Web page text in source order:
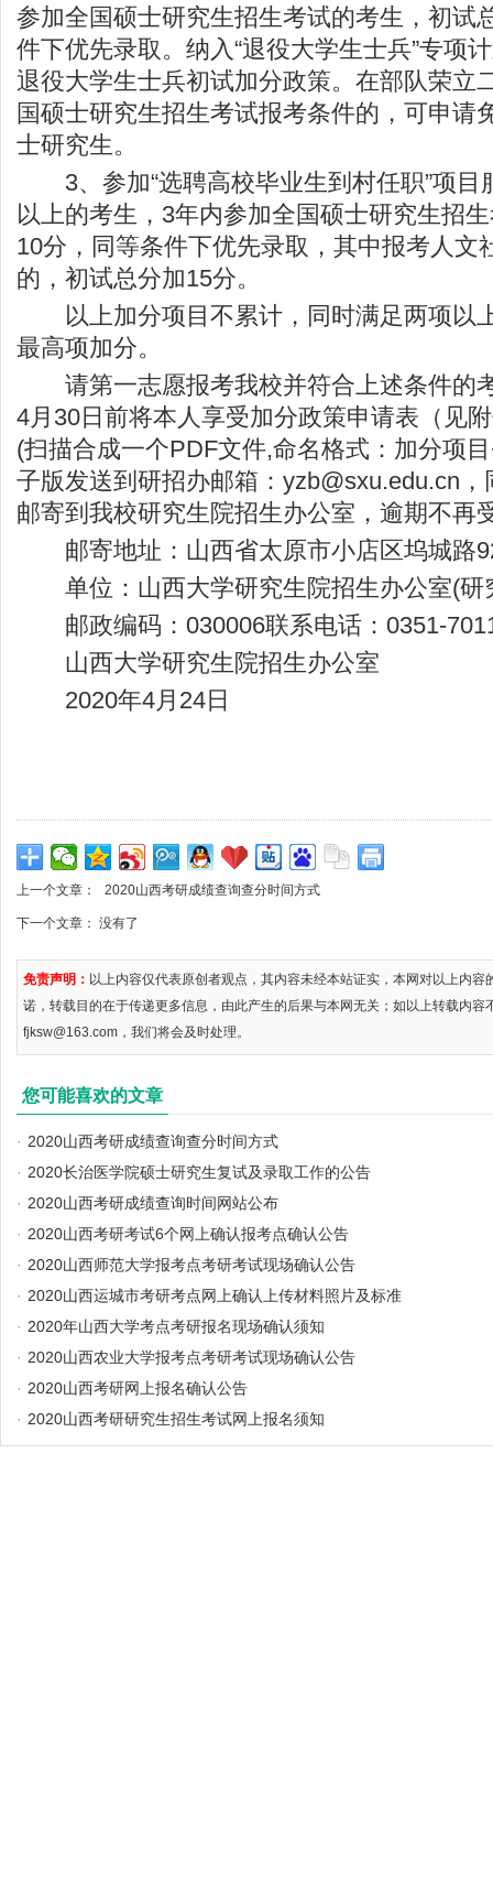
参加全国硕士研究生招生考试的考生，初试
件下优先录取。纳入“退役大学生士兵”专项
退役大学生士兵初试加分政策。在部队荣立
国硕士研究生招生考试报考条件的，可申请
士研究生。
3、参加“选聘高校毕业生到村任职”项目
以上的考生，3年内参加全国硕士研究生招
10分，同等条件下优先录取，其中报考人文
的，初试总分加15分。
以上加分项目不累计，同时满足两项以
最高项加分。
请第一志愿报考我校并符合上述条件的
4月30日前将本人享受加分政策申请表（见
(扫描合成一个PDF文件,命名格式：加分项
子版发送到研招办邮箱： yzb@sxu.edu.cn
邮寄到我校研究生院招生办公室，逾期不再
邮寄地址：山西省太原市小店区坞城路
单位：山西大学研究生院招生办公室(研
邮政编码：030006联系电话：0351-
山西大学研究生院招生办公室
2020年4月24日
上一个文章： 2020山西考研成绩查询查分时间方式
下一个文章： 没有了
免责声明： 以上内容仅代表原创者观点，其内容未经本站证实，本网对以上内
诺，转载目的在于传递更多信息，由此产生的后果与本网无关；如以上转载内容
fjksw@163.com，我们将会及时处理。
您可能喜欢的文章
· 2020山西考研成绩查询查分时间方式
· 2020长治医学院硕士研究生复试及录取工作的公告
· 2020山西考研成绩查询时间网站公布
· 2020山西考研考试6个网上确认报考点确认公告
· 2020山西师范大学报考点考研考试现场确认公告
· 2020山西运城市考研考点网上确认上传材料照片及标准
· 2020年山西大学考点考研报名现场确认须知
· 2020山西农业大学报考点考研考试现场确认公告
· 2020山西考研网上报名确认公告
· 2020山西考研研究生招生考试网上报名须知